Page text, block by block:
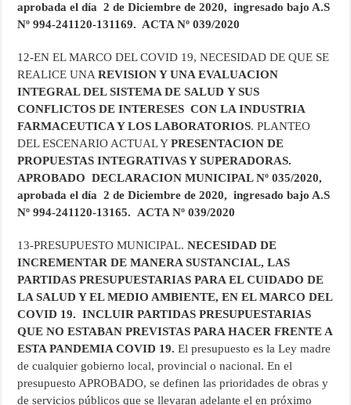
aprobada el día 2 de Diciembre de 2020, ingresado bajo A.S
Nº 994-241120-131169. ACTA Nº 039/2020
12-EN EL MARCO DEL COVID 19, NECESIDAD DE QUE SE
REALICE UNAREVISION Y UNA EVALUACION
INTEGRAL DEL SISTEMA DE SALUD Y SUS
CONFLICTOS DE INTERESES CON LA INDUSTRIA
FARMACEUTICA Y LOS LABORATORIOS. PLANTEO
DEL ESCENARIO ACTUAL YPRESENTACION DE
PROPUESTAS INTEGRATIVAS Y SUPERADORAS.
APROBADO DECLARACION MUNICIPAL Nº 035/2020,
aprobada el día 2 de Diciembre de 2020, ingresado bajo A.S
Nº 994-241120-13165. ACTA Nº 039/2020
13-PRESUPUESTO MUNICIPAL.NECESIDAD DE
INCREMENTAR DE MANERA SUSTANCIAL, LAS
PARTIDAS PRESUPUESTARIAS PARA EL CUIDADO DE
LA SALUD Y EL MEDIO AMBIENTE, EN EL MARCO DEL
COVID 19. INCLUIR PARTIDAS PRESUPUESTARIAS
QUE NO ESTABAN PREVISTAS PARA HACER FRENTE A
ESTA PANDEMIA COVID 19. El presupuesto es la Ley madre
de cualquier gobierno local, provincial o nacional. En el
presupuesto APROBADO, se definen las prioridades de obras y
de servicios públicos que se llevaran adelante el en próximo